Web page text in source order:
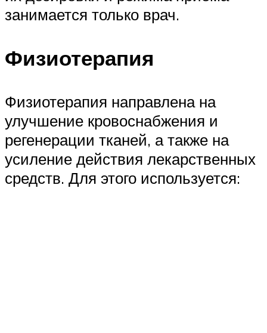
занимается только врач.
Физиотерапия
Физиотерапия направлена на
улучшение кровоснабжения и
регенерации тканей, а также на
усиление действия лекарственных
средств. Для этого используется: